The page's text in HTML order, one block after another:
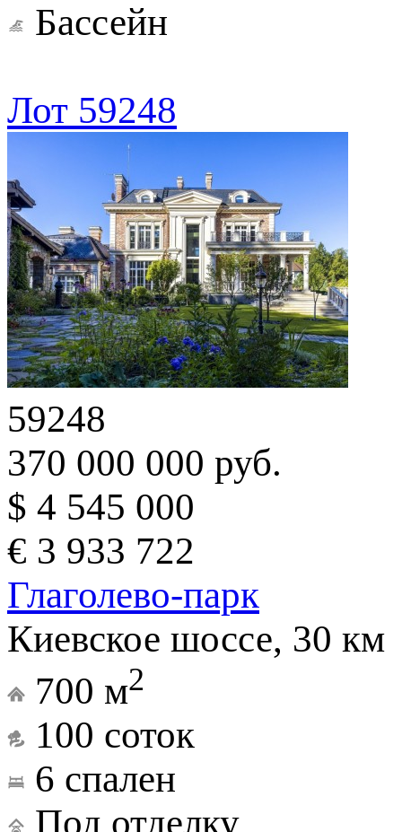
Бассейн
Лот 59248
59248
370 000 000 руб.
$ 4 545 000
€ 3 933 722
Глаголево-парк
Киевское шоссе, 30 км
700 м2
100 соток
6 спален
Под отделку